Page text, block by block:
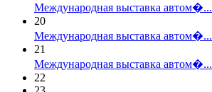
Международная выставка автом�...
20
Международная выставка автом�...
21
Международная выставка автом�...
22